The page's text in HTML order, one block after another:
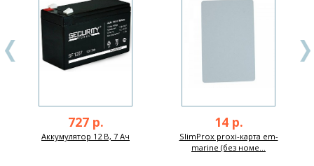
727 р.
Аккумулятор 12 В, 7 Ач
14 р.
SlimProx proxi-карта em-
marine (без номе...